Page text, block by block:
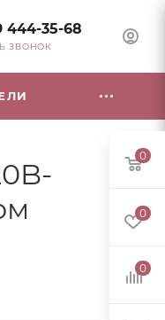
444-35-68
ЗВОНОК
0
0
0